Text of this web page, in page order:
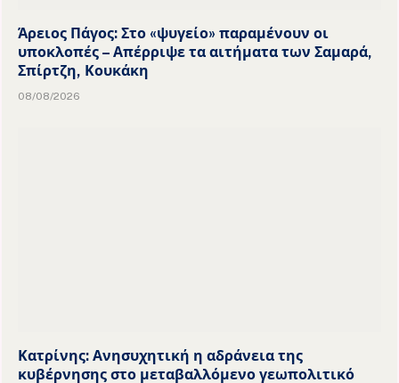
Άρειος Πάγος: Στο «ψυγείο» παραμένουν οι
υποκλοπές – Απέρριψε τα αιτήματα των Σαμαρά,
Σπίρτζη, Κουκάκη
08/08/2026
Κατρίνης: Ανησυχητική η αδράνεια της
κυβέρνησης στο μεταβαλλόμενο γεωπολιτικό